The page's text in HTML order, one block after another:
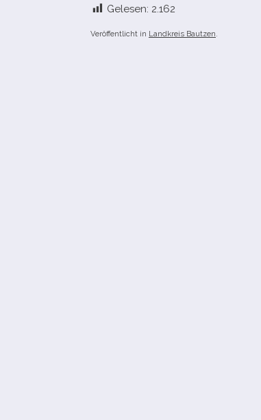
Gelesen: 2.162
Veröffentlicht in Landkreis Bautzen